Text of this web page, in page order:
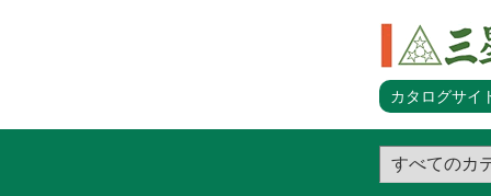
カタログサイ